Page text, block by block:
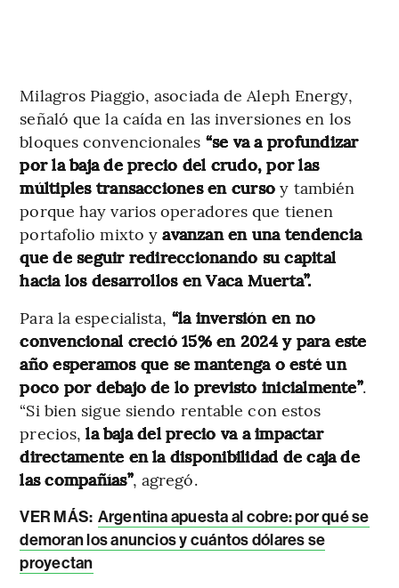
Milagros Piaggio, asociada de Aleph Energy,
señaló que la caída en las inversiones en los
bloques convencionales “se va a profundizar
por la baja de precio del crudo, por las
múltiples transacciones en cursoy también
porque hay varios operadores que tienen
portafolio mixto yavanzan en una tendencia
que de seguir redireccionando su capital
hacia los desarrollos en Vaca Muerta”.
Para la especialista, “la inversión en no
convencional creció 15% en 2024 y para este
año esperamos que se mantenga o esté un
poco por debajo de lo previsto inicialmente”.
“Si bien sigue siendo rentable con estos
precios,la baja del precio va a impactar
directamente en la disponibilidad de caja de
las compañías”, agregó.
VER MÁS: Argentina apuesta al cobre: por qué se
demoran los anuncios y cuántos dólares se
proyectan